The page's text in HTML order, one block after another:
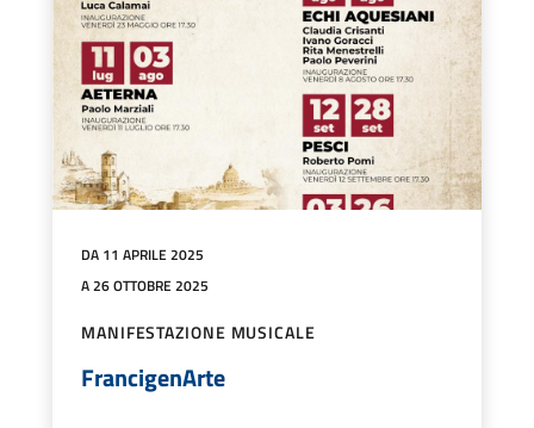
DA 11 APRILE 2025
A 26 OTTOBRE 2025
MANIFESTAZIONE MUSICALE
FrancigenArte